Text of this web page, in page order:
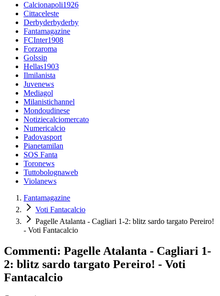
Calcionapoli1926
Cittaceleste
Derbyderbyderby
Fantamagazine
FCInter1908
Forzaroma
Golssip
Hellas1903
Ilmilanista
Juvenews
Mediagol
Milanistichannel
Mondoudinese
Notiziecalciomercato
Numericalcio
Padovasport
Pianetamilan
SOS Fanta
Toronews
Tuttobolognaweb
Violanews
Fantamagazine
Voti Fantacalcio
Pagelle Atalanta - Cagliari 1-2: blitz sardo targato Pereiro!
- Voti Fantacalcio
Commenti: Pagelle Atalanta - Cagliari 1-
2: blitz sardo targato Pereiro! - Voti
Fantacalcio